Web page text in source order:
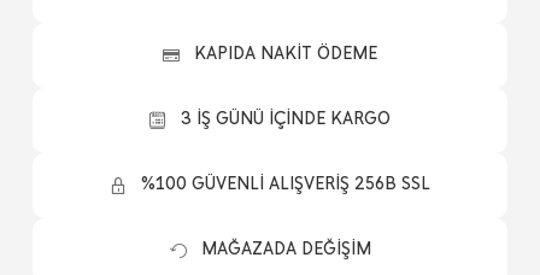
KAPIDA NAKİT ÖDEME
3 İŞ GÜNÜ İÇİNDE KARGO
%100 GÜVENLİ ALIŞVERİŞ 256B SSL
MAĞAZADA DEĞİŞİM